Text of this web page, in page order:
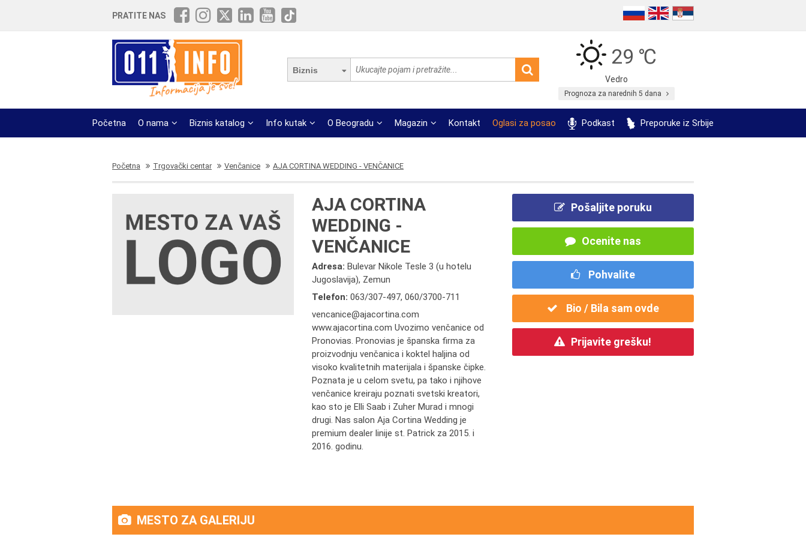
PRATITE NAS
Biznis
29 ℃
Vedro
Prognoza za narednih 5 dana
Početna O nama Biznis katalog Info kutak O Beogradu Magazin Kontakt Oglasi za posao Podkast Preporuke iz Srbije
Početna Trgovački centar Venčanice AJA CORTINA WEDDING - VENČANICE
AJA CORTINA
WEDDING -
VENČANICE
Adresa:Bulevar Nikole Tesle 3 (u hotelu
Jugoslavija), Zemun
Telefon:063/307-497,060/3700-711
vencanice@ajacortina.com
www.ajacortina.com Uvozimo venčanice od
Pronovias. Pronovias je španska firma za
proizvodnju venčanica i koktel haljina od
visoko kvalitetnih materijala i španske čipke.
Poznata je u celom svetu, pa tako i njihove
venčanice kreiraju poznati svetski kreatori,
kao sto je Elli Saab i Zuher Murad i mnogi
drugi. Nas salon Aja Cortina Wedding je
premium dealer linije st. Patrick za 2015. i
2016. godinu.
Pošaljite poruku
Ocenite nas
Pohvalite
Bio / Bila sam ovde
Prijavite grešku!
MESTO ZA GALERIJU